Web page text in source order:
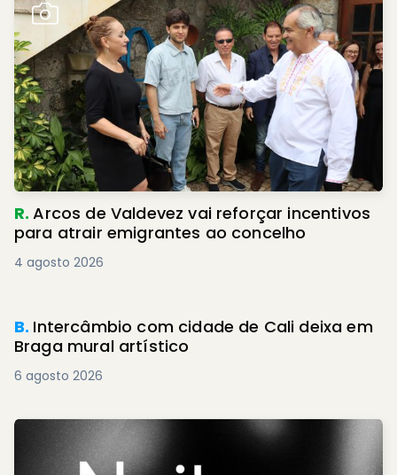
R.Arcos de Valdevez vai reforçar incentivos
para atrair emigrantes ao concelho
4 agosto 2026
B. Intercâmbio com cidade de Cali deixa em
Braga mural artístico
6 agosto 2026